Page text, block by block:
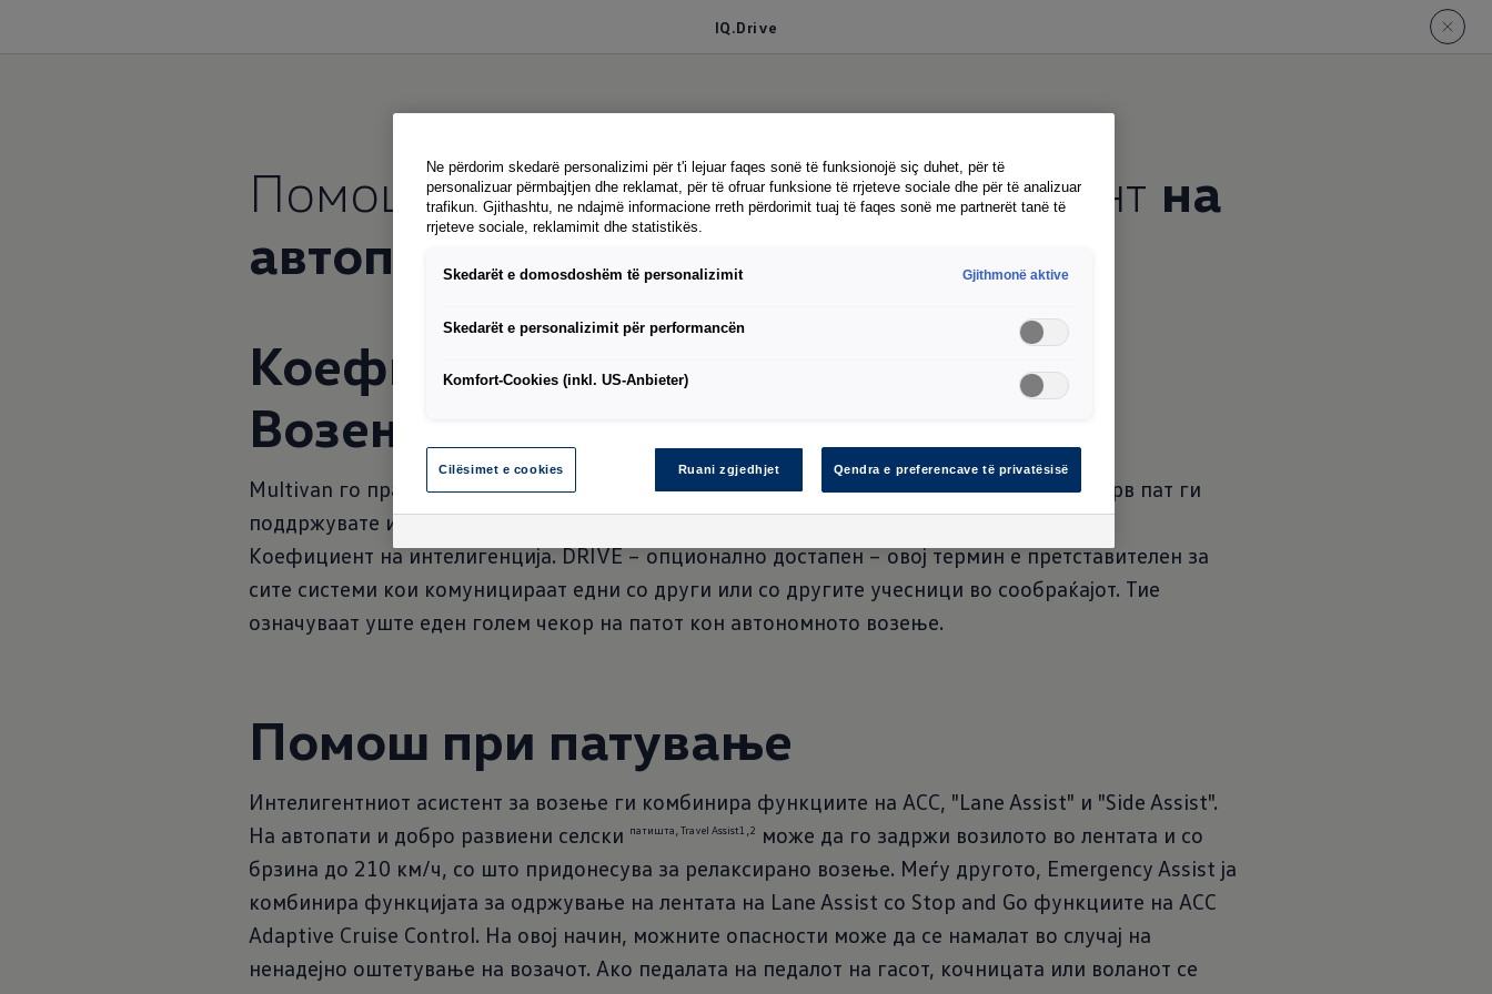
IQ.Drive
Помош за патување: Вашиот асистент на
автопатот
Коефициент на интелигенција.
Возење
Multivan го прави животот уште полесен - особено на пат. Ова е местото каде што за прв пат ги
поддржувате интелигентните системи за помош на возачот од последната генерација1.
Коефициент на интелигенција. DRIVE – опционално достапен – овој термин е претставителен за
сите системи кои комуницираат едни со други или со другите учесници во сообраќајот. Тие
означуваат уште еден голем чекор на патот кон автономното возење.
Помош при патување
Интелигентниот асистент за возење ги комбинира функциите на ACC, "Lane Assist" и "Side Assist".
На автопати и добро развиени селски патишта, Travel Assist1,2
може да го задржи возилото во лентата и со
брзина до 210 км/ч, со што придонесува за релаксирано возење. Меѓу другото, Emergency Assist ја
комбинира функцијата за одржување на лентата на Lane Assist со Stop and Go функциите на ACC
Adaptive Cruise Control. На овој начин, можните опасности може да се намалат во случај на
ненадејно оштетување на возачот. Ако педалата на педалот на гасот, кочницата или воланот се
Ne përdorim skedarë personalizimi për t'i lejuar faqes sonë të funksionojë siç duhet, për të
personalizuar përmbajtjen dhe reklamat, për të ofruar funksione të rrjeteve sociale dhe për të analizuar
trafikun. Gjithashtu, ne ndajmë informacione rreth përdorimit tuaj të faqes sonë me partnerët tanë të
rrjeteve sociale, reklamimit dhe statistikës.
Skedarët e domosdoshëm të personalizimit Gjithmonë aktive
Skedarët e personalizimit për performancën
Komfort-Cookies (inkl. US-Anbieter)
Cilësimet e cookies Ruani zgjedhjet Qendra e preferencave të privatësisë